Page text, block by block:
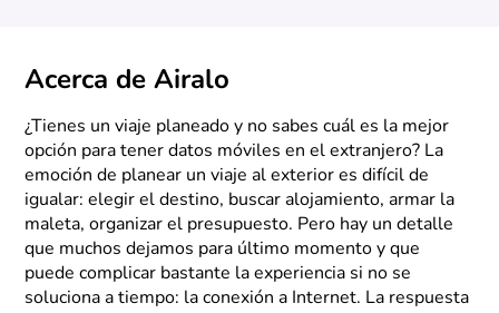
Acerca de Airalo
¿Tienes un viaje planeado y no sabes cuál es la mejor
opción para tener datos móviles en el extranjero? La
emoción de planear un viaje al exterior es difícil de
igualar: elegir el destino, buscar alojamiento, armar la
maleta, organizar el presupuesto. Pero hay un detalle
que muchos dejamos para último momento y que
puede complicar bastante la experiencia si no se
soluciona a tiempo: la conexión a Internet. La respuesta